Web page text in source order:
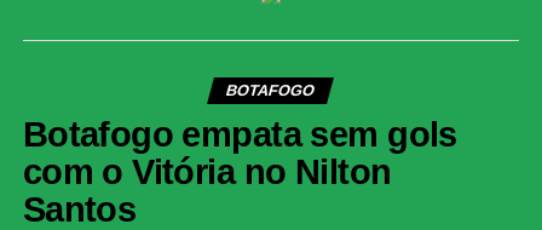
BOTAFOGO
Botafogo empata sem gols
com o Vitória no Nilton
Santos